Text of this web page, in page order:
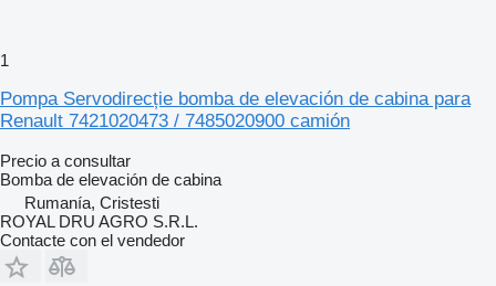
1
Pompa Servodirecție bomba de elevación de cabina para
Renault 7421020473 / 7485020900 camión
Precio a consultar
Bomba de elevación de cabina
Rumanía, Cristesti
ROYAL DRU AGRO S.R.L.
Contacte con el vendedor